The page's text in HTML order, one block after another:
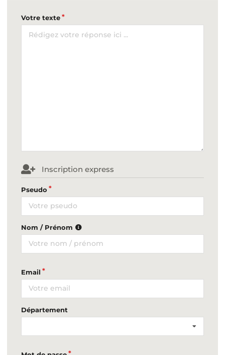
Votre texte
Inscription express
Pseudo
Nom / Prénom
Email
Département